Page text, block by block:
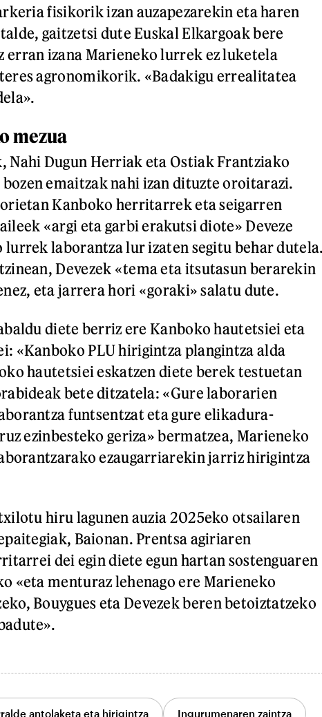
fisikorik izan auzapezarekin eta haren
gaitzetsi dute Euskal Elkargoak bere
erran izana Marieneko lurrek ez luketela
agronomikorik. «Badakigu errealitatea
mezua
Nahi Dugun Herriak eta Ostiak Frantziako
bozen emaitzak nahi izan dituzte oroitarazi.
Kanboko herritarrek eta seigarren
«argi eta garbi erakutsi diote» Deveze
laborantza lur izaten segitu behar dutela.
Devezek «tema eta itsutasun berarekin
eta jarrera hori «goraki» salatu dute.
diete berriz ere Kanboko hautetsiei eta
«Kanboko PLU hirigintza plangintza alda
hautetsiei eskatzen diete berek testuetan
bete ditzatela: «Gure laborarien
funtsentzat eta gure elikadura-
ezinbesteko geriza» bermatzea, Marieneko
ezaugarriarekin jarriz hirigintza
hiru lagunen auzia 2025eko otsailaren
Baionan. Prentsa agiriaren
dei egin diete egun hartan sostenguaren
«eta menturaz lehenago ere Marieneko
Bouygues eta Devezek beren betoiztatzeko
antolaketa eta hirigintza Ingurumenaren zaintza